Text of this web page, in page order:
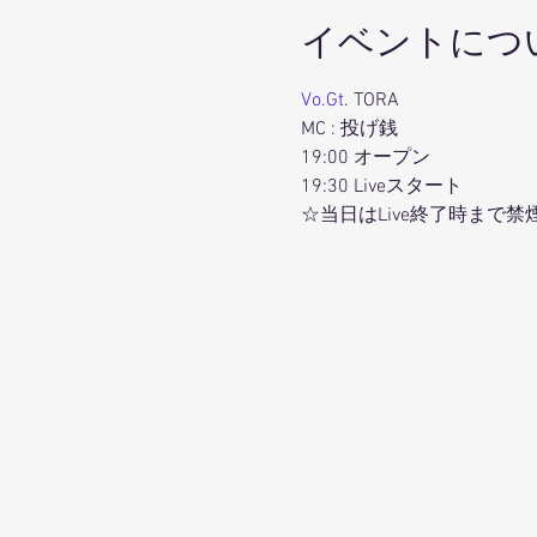
イベントにつ
Vo.Gt. TORA
MC : 投げ銭
19:00 オープン
19:30 Liveスタート
☆当日はLive終了時まで禁